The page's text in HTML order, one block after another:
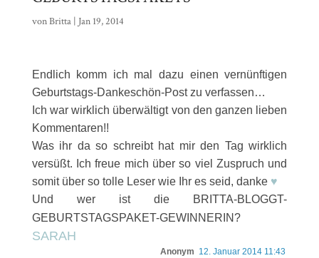
vonBritta| Jan 19, 2014
Endlich komm ich mal dazu einen vernünftigen
Geburtstags-Dankeschön-Post zu verfassen…
Ich war wirklich überwältigt von den ganzen lieben
Kommentaren!!
Was ihr da so schreibt hat mir den Tag wirklich
versüßt. Ich freue mich über so viel Zuspruch und
somit über so tolle Leser wie Ihr es seid, danke ♥
Und wer ist die BRITTA-BLOGGT-
GEBURTSTAGSPAKET-GEWINNERIN?
SARAH
Anonym 12. Januar 2014 11:43